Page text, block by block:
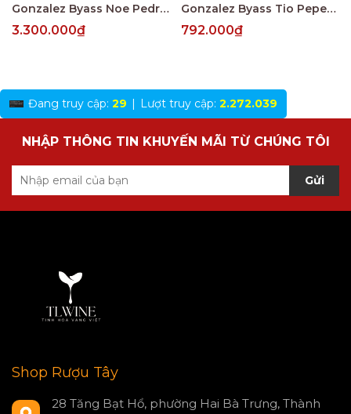
Gonzalez Byass Noe Pedro Ximenez Muy Viejo V.O.R.S
3.300.000₫
Gonzalez Byass Tio Pepe Fino En Rama 4 Years
792.000₫
Đang truy cập: 29 | Lượt truy cập: 2.272.039
NHẬP THÔNG TIN KHUYẾN MÃI TỪ CHÚNG TÔI
Gửi
Shop Rượu Tây
28 Tăng Bạt Hổ, phường Hai Bà Trưng, Thành